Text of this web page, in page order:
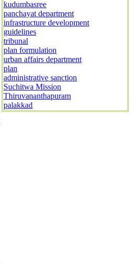
kudumbasree
panchayat department
infrastructure development
guidelines
tribunal
plan formulation
urban affairs department
plan
administrative sanction
Suchitwa Mission
Thiruvananthapuram
palakkad